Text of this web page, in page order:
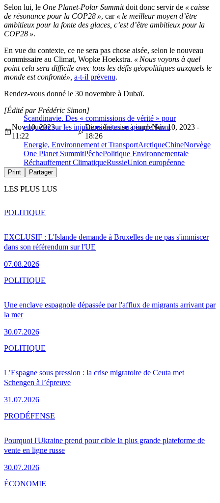
Selon lui, le One Planet-Polar Summitdoit donc servir de « caisse
de résonance pour la COP28 », car « le meilleur moyen d’être
ambitieux pour la fonte des glaces, c’est d’être ambitieux pour la
COP28 ».
En vue du contexte, ce ne sera pas chose aisée, selon le nouveau
commissaire au Climat, Wopke Hoekstra. « Nous voyons à quel
point cela sera difficile avec tous les défis géopolitiques auxquels le
monde est confronté», a-t-il prévenu.
Rendez-vous donné le 30 novembre à Dubaï.
Scandinavie. Des « commissions de vérité » pour
enquêter sur les injustices faites au peuple Sámi
[Édité par Frédéric Simon]
Nov 10, 2023 -
11:22
Dernière mise à jour: Nov 10, 2023 -
18:26
Energie, Environnement et TransportArctiqueChineNorvège
One Planet SummitPêchePolitique Environnementale
Réchauffement ClimatiqueRussieUnion européenne
Print Partager
LES PLUS LUS
EXCLUSIF : L'Islande demande à Bruxelles de ne pas s'immiscer
dans son référendum sur l'UE
07.08.2026
POLITIQUE
Une enclave espagnole dépassée par l'afflux de migrants arrivant par
la mer
30.07.2026
POLITIQUE
L’Espagne sous pression : la crise migratoire de Ceuta met
Schengen à l’épreuve
31.07.2026
POLITIQUE
Pourquoi l'Ukraine prend pour cible la plus grande plateforme de
vente en ligne russe
30.07.2026
PRODÉFENSE
ÉCONOMIE